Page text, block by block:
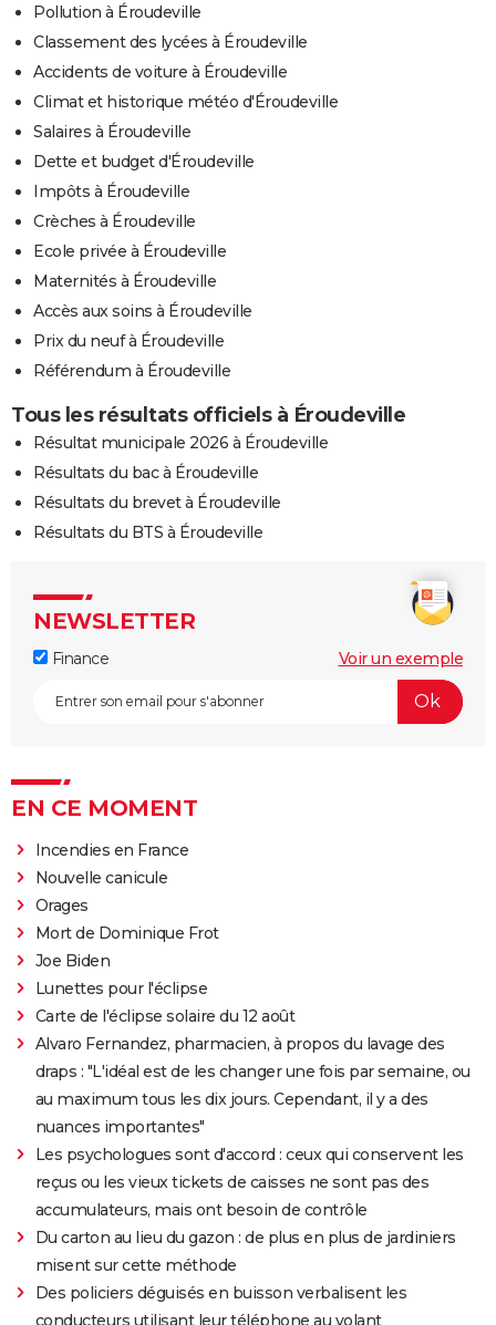
Pollution à Éroudeville
Classement des lycées à Éroudeville
Accidents de voiture à Éroudeville
Climat et historique météo d'Éroudeville
Salaires à Éroudeville
Dette et budget d'Éroudeville
Impôts à Éroudeville
Crèches à Éroudeville
Ecole privée à Éroudeville
Maternités à Éroudeville
Accès aux soins à Éroudeville
Prix du neuf à Éroudeville
Référendum à Éroudeville
Tous les résultats officiels à Éroudeville
Résultat municipale 2026 à Éroudeville
Résultats du bac à Éroudeville
Résultats du brevet à Éroudeville
Résultats du BTS à Éroudeville
NEWSLETTER
Finance Voir un exemple
EN CE MOMENT
Incendies en France
Nouvelle canicule
Orages
Mort de Dominique Frot
Joe Biden
Lunettes pour l'éclipse
Carte de l'éclipse solaire du 12 août
Alvaro Fernandez, pharmacien, à propos du lavage des
draps : "L'idéal est de les changer une fois par semaine, ou
au maximum tous les dix jours. Cependant, il y a des
nuances importantes"
Les psychologues sont d'accord : ceux qui conservent les
reçus ou les vieux tickets de caisses ne sont pas des
accumulateurs, mais ont besoin de contrôle
Du carton au lieu du gazon : de plus en plus de jardiniers
misent sur cette méthode
Des policiers déguisés en buisson verbalisent les
conducteurs utilisant leur téléphone au volant